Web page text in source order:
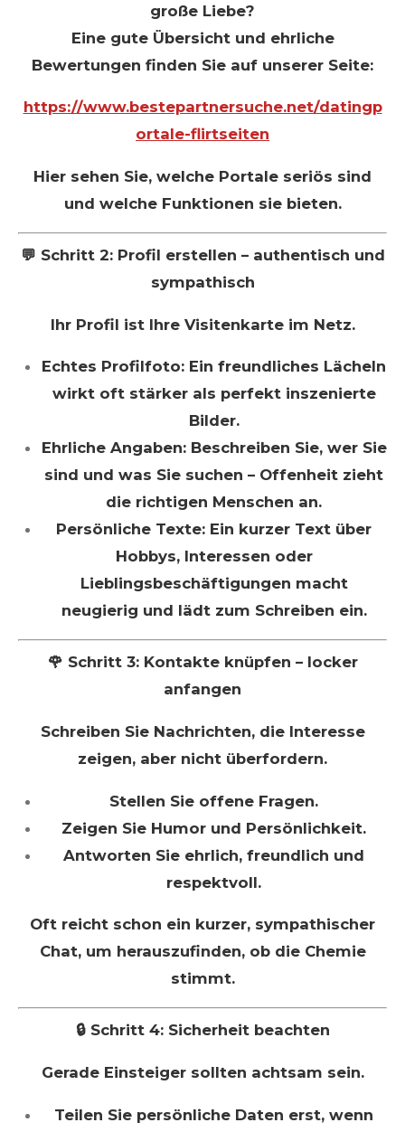
große Liebe?
Eine gute Übersicht und ehrliche
Bewertungen finden Sie auf unserer Seite:
https://www.bestepartnersuche.net/datingp
ortale-flirtseiten
Hier sehen Sie, welche Portale seriös sind
und welche Funktionen sie bieten.
💬 Schritt 2: Profil erstellen – authentisch und
sympathisch
Ihr Profil ist Ihre Visitenkarte im Netz.
Echtes Profilfoto: Ein freundliches Lächeln
wirkt oft stärker als perfekt inszenierte
Bilder.
Ehrliche Angaben: Beschreiben Sie, wer Sie
sind und was Sie suchen – Offenheit zieht
die richtigen Menschen an.
Persönliche Texte: Ein kurzer Text über
Hobbys, Interessen oder
Lieblingsbeschäftigungen macht
neugierig und lädt zum Schreiben ein.
🌹 Schritt 3: Kontakte knüpfen – locker
anfangen
Schreiben Sie Nachrichten, die Interesse
zeigen, aber nicht überfordern.
Stellen Sie offene Fragen.
Zeigen Sie Humor und Persönlichkeit.
Antworten Sie ehrlich, freundlich und
respektvoll.
Oft reicht schon ein kurzer, sympathischer
Chat, um herauszufinden, ob die Chemie
stimmt.
🔒 Schritt 4: Sicherheit beachten
Gerade Einsteiger sollten achtsam sein.
Teilen Sie persönliche Daten erst, wenn